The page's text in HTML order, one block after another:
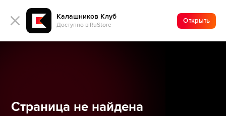
Калашников Клуб
Доступно в RuStore
Открыть
Страница не найдена